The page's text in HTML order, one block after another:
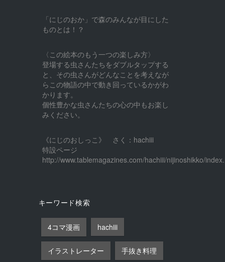
「にじのおか」で森のみんなが目にした
ものとは！？
〈この絵本のもう一つの楽しみ方〉
登場する虫さんたちをダブルタップする
と、その虫さんがどんなことを考えなが
らこの物語の中で動き回っているかがわ
かります。
個性豊かな虫さんたちの心の中もお楽し
みください。
《にじのおしっこ》 さく：hachiii
特設ページ
http://www.tablemagazines.com/hachiii/nijinoshikko/
キーワード検索
4コマ漫画 hachiii
イラストレーター 手抜き料理